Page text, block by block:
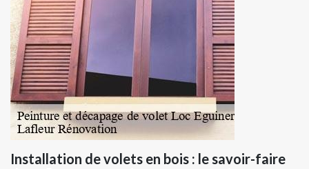
Installation de volets en bois : le savoir-faire